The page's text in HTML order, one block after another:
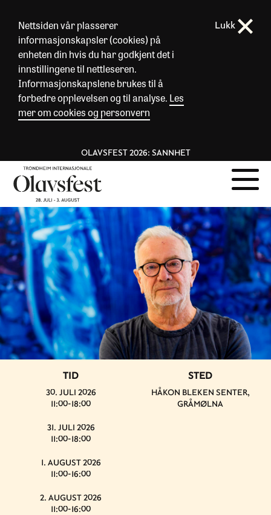
Nettsiden vår plasserer
informasjonskapsler (cookies) på
enheten din hvis du har godkjent det i
innstillingene til nettleseren.
Informasjonskapslene brukes til å
forbedre opplevelsen og til analyse. Les
mer om cookies og personvern
Lukk
OLAVSFEST 2026: SANNHET
TID
30. JULI 2026
11:00-18:00
31. JULI 2026
11:00-18:00
1. AUGUST 2026
11:00-16:00
2. AUGUST 2026
11:00-16:00
STED
HÅKON BLEKEN SENTER,
GRÅMØLNA